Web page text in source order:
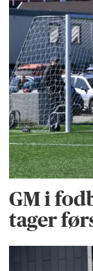
GM i
tager